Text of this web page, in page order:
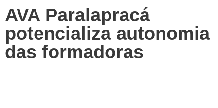
AVA Paralapracá
potencializa autonomia
das formadoras